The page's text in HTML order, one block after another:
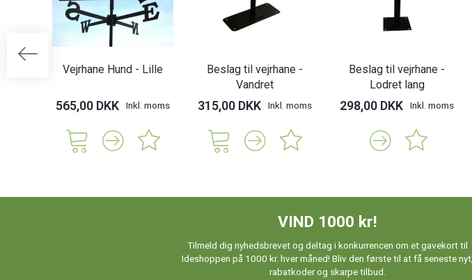
Vejrhane Hund - Lille
565,00 DKK Inkl. moms
Beslag til vejrhane -
Vandret
315,00 DKK Inkl. moms
Beslag til vejrhane -
Lodret lang
298,00 DKK Inkl. moms
VIND 1000 kr!
Tilmeld dig nyhedsbrevet og deltag i konkurrencen om et gavekort til
Ideshoppen på 1000 kr. hver måned! Bliv den første til at få seneste nyt,
rabatkoder og skarpe tilbud.